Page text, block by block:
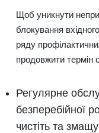
Щоб уникнути
блокування
ряду
продовжити термін
Регулярне
безперебійної
чистіть та